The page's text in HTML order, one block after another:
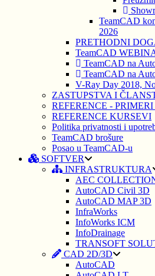
TeamCAD
2026
PRETHODNI
TeamCAD
TeamCAD na
TeamCAD na
V-Ray Day 2018,
ZASTUPSTVA I
REFERENCE -
REFERENCE KURSEVI
Politika privatnosti i
TeamCAD brošure
Posao u TeamCAD-u
SOFTVER
INFRASTRUKTURA
AEC
AutoCAD Civil 3D
AutoCAD MAP 3D
InfraWorks
InfoWorks ICM
InfoDrainage
TRANSOFT
CAD 2D/3D
AutoCAD